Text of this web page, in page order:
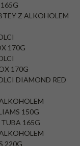
Z ALKOHOLEM
170G
170G
DIAMOND RED
150G
TUBA 165G
220G